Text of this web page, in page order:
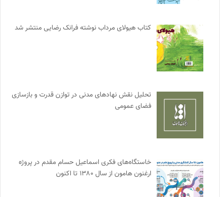
کتاب هیولای مرداب نوشته فرانک رضایی منتشر شد
تحلیل نقش نهادهای مدنی در توازن قدرت و بازسازی
فضای عمومی
خاستگاه‌های فکری اسماعیل حسام مقدم در پروژه
ارغنون هامون از سال ۱۳۸۰ تا اکنون